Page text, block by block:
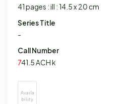
41 pages : ill : 14.5 x 20 cm
Series Title
-
Call Number
741.5 ACH k
Availa
bility